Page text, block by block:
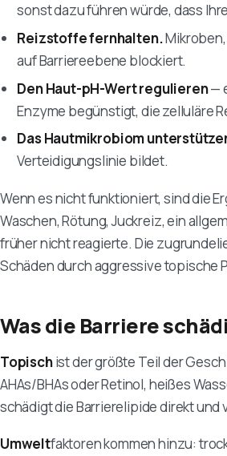
sonst dazu führen würde, dass
Reizstoffe fernhalten.
auf Barriereebene blockiert.
Den Haut-pH-Wert regulieren—
Enzyme begünstigt, die zelluläre
Das Hautmikrobiom
Verteidigungslinie bildet.
Wenn es nicht funktioniert, sind die
Waschen, Rötung, Juckreiz, ein
früher nicht reagierte. Die
Schäden durch aggressive topische
Was die Barriere
Topischist der größte Teil der
AHAs/BHAs oder Retinol, heißes
schädigt die Barrierelipide direkt und
Umweltfaktoren kommen hinzu: